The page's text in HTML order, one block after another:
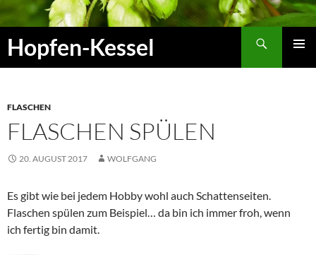
Zum
Inhalt
springen
Hopfen-Kessel
FLASCHEN
FLASCHEN SPÜLEN
20. AUGUST 2017 WOLFGANG
Es gibt wie bei jedem Hobby wohl auch Schattenseiten.
Flaschen spülen zum Beispiel… da bin ich immer froh, wenn
ich fertig bin damit.